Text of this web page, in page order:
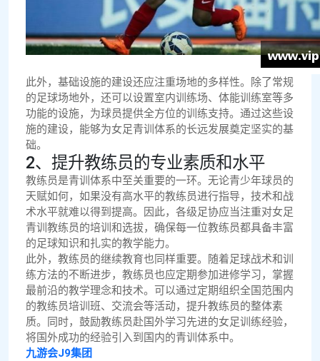
此外，基础设施的建设还应注重场地的多样性。除了常规
的足球场地外，还可以设置室内训练场、体能训练室等多
功能的设施，为球员提供全方位的训练支持。通过这些设
施的建设，能够为女足青训体系的长远发展奠定坚实的基
础。
2、提升教练员的专业素质和水平
教练员是青训体系中至关重要的一环。无论青少年球员的
天赋如何，如果没有高水平的教练员进行指导，技术和战
术水平就难以得到提高。因此，各级足协应当注重对女足
青训教练员的培训和选拔，确保每一位教练员都具备丰富
的足球知识和扎实的教学能力。
此外，教练员的继续教育也同样重要。随着足球战术和训
练方法的不断进步，教练员也应定期参加进修学习，掌握
最前沿的教学理念和技术。可以通过定期组织全国范围内
的教练员培训班、交流会等活动，提升教练员的整体素
质。同时，鼓励教练员赴国外学习先进的女足训练经验，
将国外成功的经验引入到国内的青训体系中。
九游会J9集团